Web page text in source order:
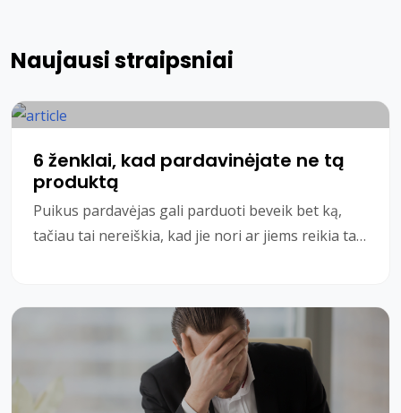
Naujausi straipsniai
6 ženklai, kad pardavinėjate ne tą
produktą
Puikus pardavėjas gali parduoti beveik bet ką,
tačiau tai nereiškia, kad jie nori ar jiems reikia tai